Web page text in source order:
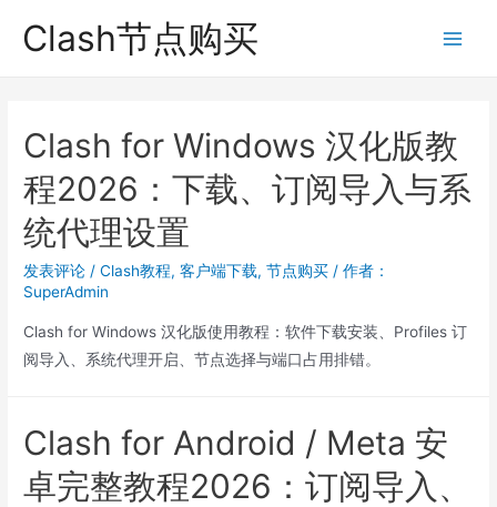
Clash节点购买
Clash for Windows 汉化版教
程2026：下载、订阅导入与系
统代理设置
发表评论 /Clash教程,客户端下载,节点购买 / 作者：
SuperAdmin
Clash for Windows 汉化版使用教程：软件下载安装、Profiles 订
阅导入、系统代理开启、节点选择与端口占用排错。
Clash for Android / Meta 安
卓完整教程2026：订阅导入、